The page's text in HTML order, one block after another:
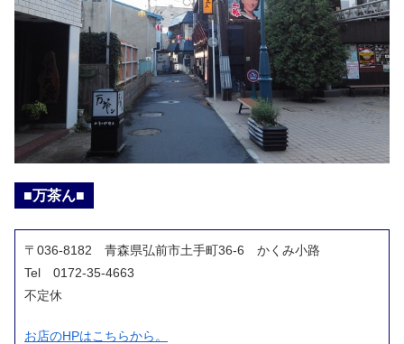
■万茶ん■
〒036-8182 青森県弘前市土手町36-6 かくみ小路
Tel 0172-35-4663
不定休
お店のHPはこちらから。